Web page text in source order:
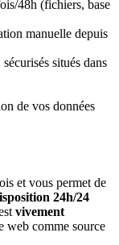
48h (fichiers, base
manuelle depuis
situés dans
de vos données
et vous permet de
24h/24
vivement
web comme source